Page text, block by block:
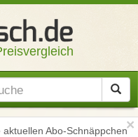
aktuellen Abo-Schnäppchen×